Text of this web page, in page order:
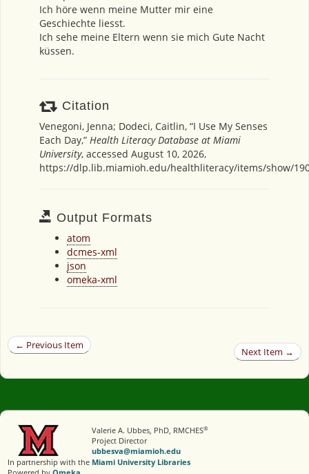
Ich höre wenn meine Mutter mir eine
Geschiechte liesst.
Ich sehe meine Eltern wenn sie mich Gute Nacht
küssen.
Citation
Venegoni, Jenna; Dodeci, Caitlin, “I Use My Senses
Each Day,” Health Literacy Database at Miami
University, accessed August 10, 2026,
https://dlp.lib.miamioh.edu/healthliteracy/items/show/
Output Formats
atom
dcmes-xml
json
omeka-xml
← Previous Item
Next Item →
Valerie A. Ubbes, PhD, RMCHES®
Project Director
ubbesva@miamioh.edu
In partnership with the Miami University Libraries